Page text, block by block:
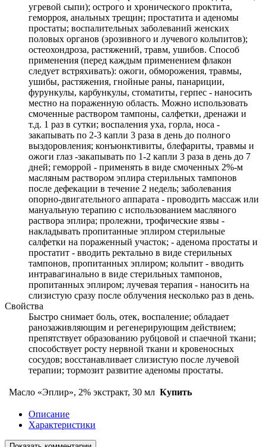
угревой сыпи); острого и хронического проктита,
геморроя, анальных трещин; простатита и аденомы
простаты; воспалительных заболеваний женских
половых органов (эрозивного и лучевого кольпитов);
остеохондроза, растяжений, травм, ушибов. Способ
применения (перед каждым применением флакон
следует встряхивать): ожоги, обморожения, травмы,
ушибы, растяжения, гнойные раны, панариции,
фурункулы, карбункулы, стоматиты, герпес - наносить
местно на пораженную область. Можно использовать
смоченные раствором тампоны, салфетки, дренажи и
т.д. 1 раз в сутки; воспаления уха, горла, носа -
закапывать по 2-3 капли 3 раза в день до полного
выздоровления; конъюнктивиты, блефариты, травмы и
ожоги глаз -закапывать по 1-2 капли 3 раза в день до 7
дней; геморрой - применять в виде смоченных 2%-м
масляным раствором эплира стерильных тампонов
после дефекации в течение 2 недель; заболевания
опорно-двигательного аппарата - проводить массаж или
мануальную терапию с использованием масляного
раствора эплира; пролежни, трофические язвы -
накладывать пропитанные эплиром стерильные
салфетки на пораженный участок; - аденома простаты и
простатит - вводить ректально в виде стерильных
тампонов, пропитанных эплиром; кольпит - вводить
интравагинально в виде стерильных тампонов,
пропитанных эплиром; лучевая терапия - наносить на
слизистую сразу после облучения несколько раз в день.
Свойства
Быстро снимает боль, отек, воспаление; обладает
ранозаживляющим и регенерирующим действием;
препятствует образованию рубцовой и спаечной ткани;
способствует росту нервной ткани и кровеносных
сосудов; восстанавливает слизистую после лучевой
терапии; тормозит развитие аденомы простаты.
Масло «Эплир», 2% экстракт, 30 мл Купить
Описание
Характеристики